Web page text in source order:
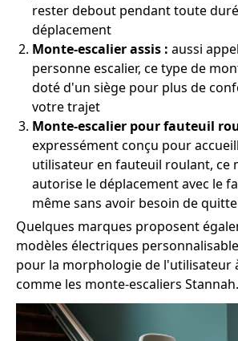
rester debout pendant toute
déplacement
Monte-escalier assis : aussi
personne escalier, ce type de
doté d'un siège pour plus de
votre trajet
Monte-escalier pour fauteuil
expressément conçu pour
utilisateur en fauteuil roulant, ce
autorise le déplacement avec le
même sans avoir besoin de
Quelques marques proposent
modèles électriques
pour la morphologie de l'utilisateur
comme les monte-escaliers Stannah.